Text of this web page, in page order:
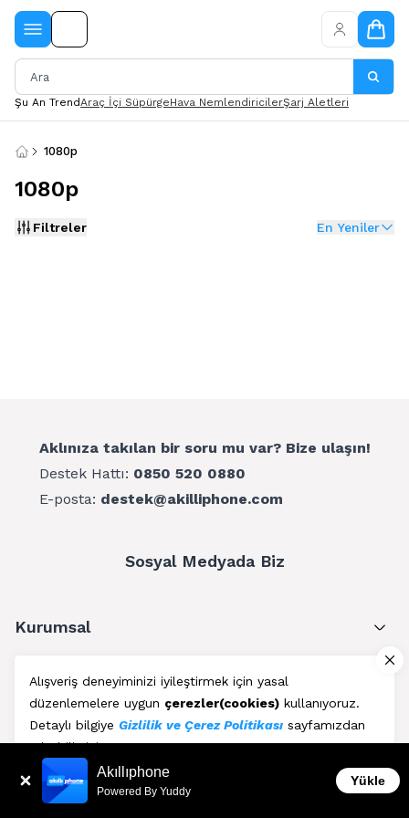
Alışveriş deneyiminizi iyileştirmek için yasal
düzenlemelere uygun çerezler(cookies) kullanıyoruz.
Detaylı bilgiye Gizlilik ve Çerez Politikası sayfamızdan
erişebilirsiniz.
Kabul Et
Şu An TrendAraç İçi SüpürgeHava NemlendiricilerŞarj Aletleri
1080p
1080p
Filtreler En Yeniler
Aklınıza takılan bir soru mu var? Bize ulaşın!
Destek Hattı: 0850 520 0880
E-posta: destek@akilliphone.com
Sosyal Medyada Biz
Kurumsal
Müşteri Hizmetleri
Üyelik
Blog Akıllıphone
Powered By Yuddy
Yükle